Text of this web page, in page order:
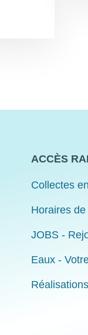
ACCÈS
Collectes
Horaires
JOBS -
Eaux -